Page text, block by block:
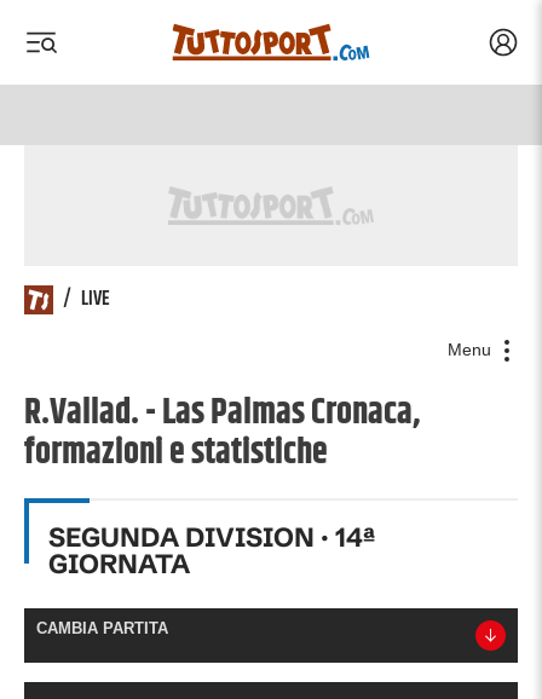
/ LIVE
Menu
R.Vallad. - Las Palmas Cronaca,
formazioni e statistiche
SEGUNDA DIVISION · 14ª
GIORNATA
CAMBIA PARTITA